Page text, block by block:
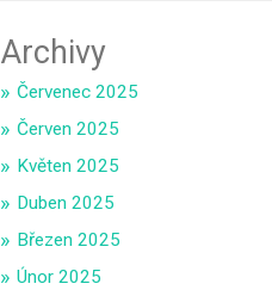
Archivy
Červenec 2025
Červen 2025
Květen 2025
Duben 2025
Březen 2025
Únor 2025